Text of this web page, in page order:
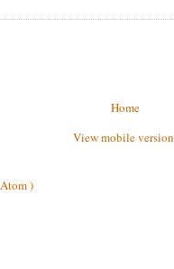
Home
View mobile version
)